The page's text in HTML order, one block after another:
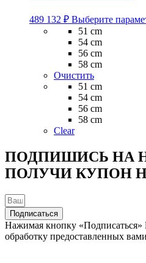
489 132 ₽ Выберите
51 cm
54 cm
56 cm
58 cm
Очистить
51 cm
54 cm
56 cm
58 cm
Clear
ПОДПИШИСЬ НА
ПОЛУЧИ КУПОН
Подписаться
Нажимая кнопку «Подписаться»
обработку предоставленных